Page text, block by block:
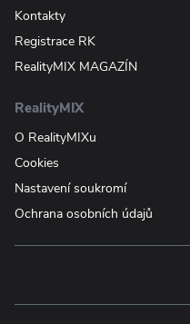
Kontakty
Registrace RK
RealityMIX MAGAZÍN
RealityMIX
O RealityMIXu
Cookies
Nastavení soukromí
Ochrana osobních údajů